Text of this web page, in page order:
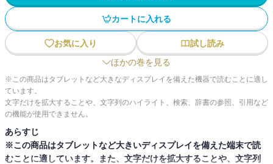
カートに入れる
お気に入り
試し読み
ほかの巻を見る
※この商品はタブレットなど大きなディスプレイを備えた機器で読むことに適し
ています。
文字だけを拡大することや、文字列のハイライト、検索、辞書の参照、引用など
の機能が使用できません。
あらすじ
※この商品はタブレットなど大きいディスプレイを備えた端末で読
むことに適しています。また、文字だけを拡大することや、文字列